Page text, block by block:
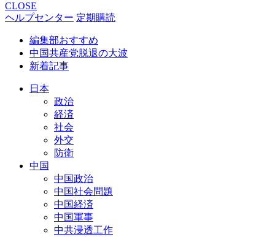
CLOSE
ヘルプセンター 定期購読
編集部おすすめ
中国共産党脱退の大波
新着記事
日本
政治
経済
社会
外交
防衛
中国
中国政治
中国社会問題
中国経済
中国軍事
中共浸透工作